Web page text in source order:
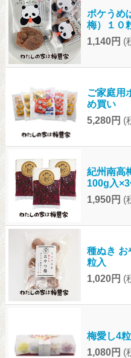
ポケうめ
梅）１０
1,140円 (
ご家庭用
め買い
5,280円 (
紀州南高
100g入×3
1,950円 (
種ぬき お
粒入
1,020円 (
梅愛し4
1,080円 (